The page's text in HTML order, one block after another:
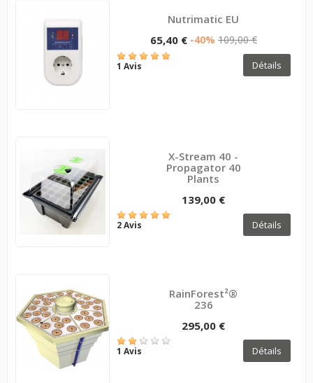
Nutrimatic EU
65,40 € -40% 109,00 €
1 Avis Détails
X-Stream 40 -
Propagator 40
Plants
139,00 €
2 Avis Détails
RainForest²®
236
295,00 €
1 Avis Détails